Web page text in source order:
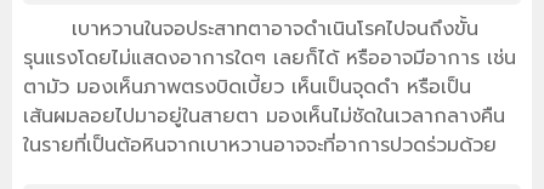
เบาหวานในจอประสาทตาอาจดำเนินโรคไปจนถึงขั้น
รุนแรงโดยไม่แสดงอาการใดๆ เลยก็ได้ หรืออาจมีอาการ เช่น
ตามัว มองเห็นภาพตรงบิดเบี้ยว เห็นเป็นจุดดำ หรือเป็น
เส้นผมลอยไปมาอยู่ในสายตา มองเห็นไม่ชัดในเวลากลางคืน
ในรายที่เป็นต้อหินจากเบาหวานอาจจะที่อาการปวดร่วมด้วย